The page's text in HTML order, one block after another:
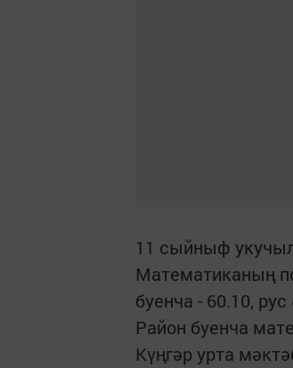
11 сыйныф
Математиканың
буенча - 60.10,
Район буенча
Күңгәр урта